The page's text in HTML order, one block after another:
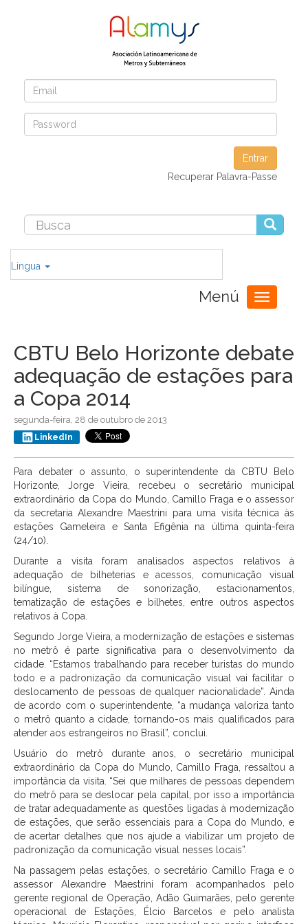
Entrar
Recuperar Palavra-Passe
Lingua
Menú
Toggle
navigation
CBTU Belo Horizonte debate
adequação de estações para
a Copa 2014
segunda-feira, 28 de outubro de 2013
LinkedIn
Para debater o assunto, o superintendente da CBTU Belo
Horizonte, Jorge Vieira, recebeu o secretário municipal
extraordinário da Copa do Mundo, Camillo Fraga e o assessor
da secretaria Alexandre Maestrini para uma visita técnica às
estações Gameleira e Santa Efigênia na última quinta-feira
(24/10).
Durante a visita foram analisados aspectos relativos à
adequação de bilheterias e acessos, comunicação visual
bilíngue, sistema de sonorização, estacionamentos,
tematização de estações e bilhetes, entre outros aspectos
relativos à Copa.
Segundo Jorge Vieira, a modernização de estações e sistemas
no metrô é parte significativa para o desenvolvimento da
cidade. “Estamos trabalhando para receber turistas do mundo
todo e a padronização da comunicação visual vai facilitar o
deslocamento de pessoas de qualquer nacionalidade”. Ainda
de acordo com o superintendente, “a mudança valoriza tanto
o metrô quanto a cidade, tornando-os mais qualificados para
atender aos estrangeiros no Brasil”, conclui.
Usuário do metrô durante anos, o secretário municipal
extraordinário da Copa do Mundo, Camillo Fraga, ressaltou a
importância da visita. “Sei que milhares de pessoas dependem
do metrô para se deslocar pela capital, por isso a importância
de tratar adequadamente as questões ligadas à modernização
de estações, que serão essenciais para a Copa do Mundo, e
de acertar detalhes que nos ajude a viabilizar um projeto de
padronização da comunicação visual nesses locais”.
Na passagem pelas estações, o secretário Camillo Fraga e o
assessor Alexandre Maestrini foram acompanhados pelo
gerente regional de Operação, Adão Guimarães, pelo gerente
operacional de Estações, Élcio Barcelos e pelo analista